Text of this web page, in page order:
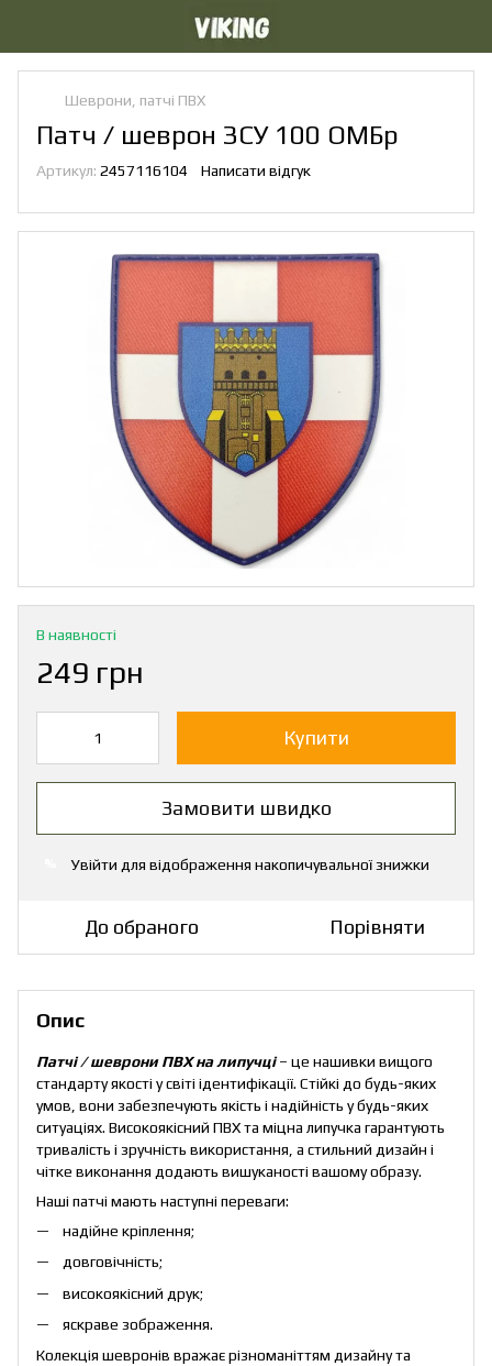
Шеврони, патчі ПВХ
Патч / шеврон ЗСУ 100 ОМБр
Артикул: 2457116104 Написати відгук
В наявності
249 грн
Купити
Замовити швидко
Увійти для відображення накопичувальної знижки
До обраного Порівняти
Опис
Патчі / шеврони ПВХ на липучці– це нашивки вищого
стандарту якості у світі ідентифікації. Стійкі до будь-яких
умов, вони забезпечують якість і надійність у будь-яких
ситуаціях. Високоякісний ПВХ та міцна липучка гарантують
тривалість і зручність використання, а стильний дизайн і
чітке виконання додають вишуканості вашому образу.
Наші патчі мають наступні переваги:
надійне кріплення;
довговічність;
високоякісний друк;
яскраве зображення.
Колекція шевронів вражає різноманіттям дизайну та